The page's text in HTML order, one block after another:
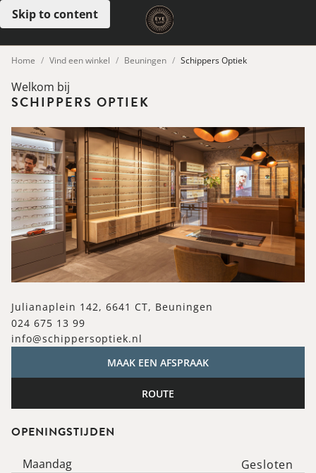
Skip to content
Open menu
Home Vind een winkel Beuningen Schippers Optiek
Welkom bij
SCHIPPERS OPTIEK
Julianaplein 142, 6641 CT, Beuningen
024 675 13 99
info@schippersoptiek.nl
MAAK EEN AFSPRAAK
ROUTE
OPENINGSTIJDEN
Maandag
Gesloten